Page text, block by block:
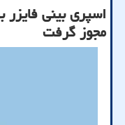
اسپری بینی
مجوز گرفت